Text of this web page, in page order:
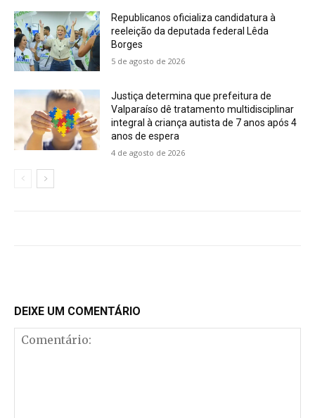
Republicanos oficializa candidatura à
reeleição da deputada federal Lêda
Borges
5 de agosto de 2026
Justiça determina que prefeitura de
Valparaíso dê tratamento multidisciplinar
integral à criança autista de 7 anos após 4
anos de espera
4 de agosto de 2026
DEIXE UM COMENTÁRIO